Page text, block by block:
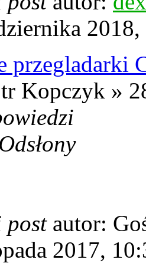
przegladarki
Kopczyk »
Odsłony
post autor:
2017,